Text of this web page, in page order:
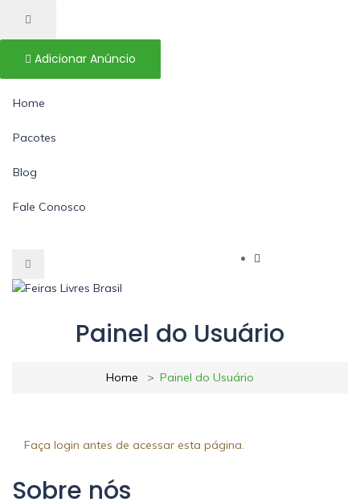
Adicionar Anúncio
Home
Pacotes
Blog
Fale Conosco
Painel do Usuário
Home Painel do Usuário
Faça login antes de acessar esta página.
Sobre nós